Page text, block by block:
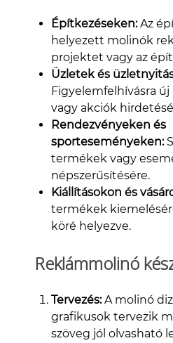
Építkezéseken:Az
helyezett molinók
projektet vagy az
Üzletek és
Figyelemfelhívásra
vagy akciók
Rendezvényeken és
sporteseményeken:
termékek vagy
népszerűsítésére.
Kiállításokon és
termékek
köré helyezve.
Reklámmolinó
Tervezés:A molinó
grafikusok tervezik
szöveg jól olvasható